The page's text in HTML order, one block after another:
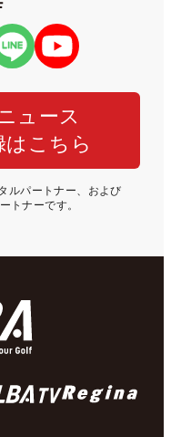
ュース
はこちら
ルパートナー、および
トナーです。